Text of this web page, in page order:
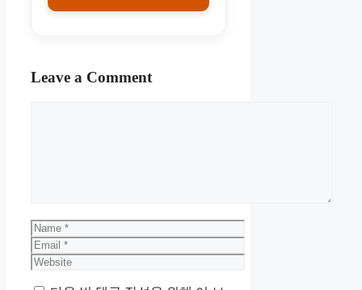
Leave a Comment
Name
Email
Website